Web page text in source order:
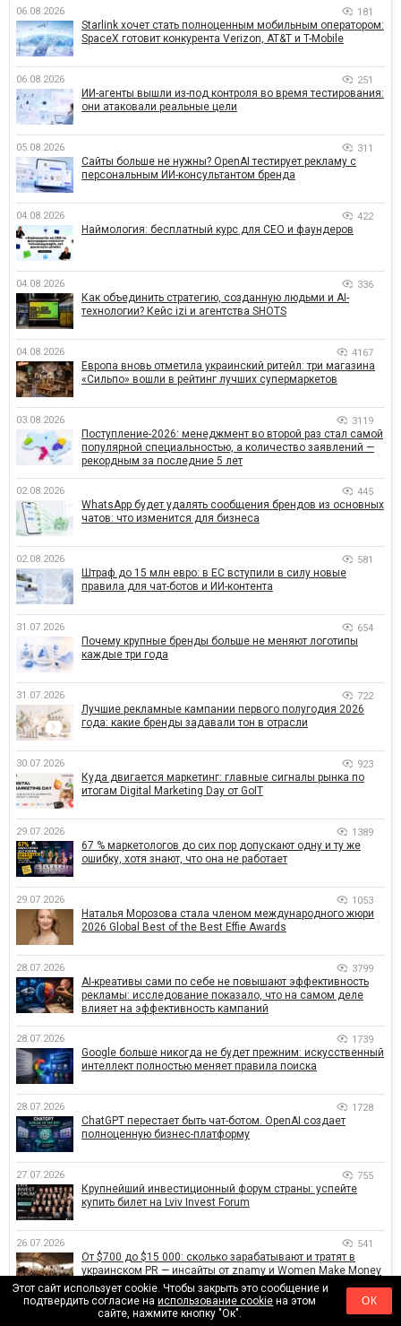
06.08.2026 181
Starlink хочет стать полноценным мобильным оператором:
SpaceX готовит конкурента Verizon, AT&T и T-Mobile
06.08.2026 251
ИИ-агенты вышли из-под контроля во время тестирования:
они атаковали реальные цели
05.08.2026 311
Сайты больше не нужны? OpenAI тестирует рекламу с
персональным ИИ-консультантом бренда
04.08.2026 422
Наймология: бесплатный курс для CEO и фаундеров
04.08.2026 336
Как объединить стратегию, созданную людьми и AI-
технологии? Кейс izi и агентства SHOTS
04.08.2026 4167
Европа вновь отметила украинский ритейл: три магазина
«Сильпо» вошли в рейтинг лучших супермаркетов
03.08.2026 3119
Поступление-2026: менеджмент во второй раз стал самой
популярной специальностью, а количество заявлений —
рекордным за последние 5 лет
02.08.2026 445
WhatsApp будет удалять сообщения брендов из основных
чатов: что изменится для бизнеса
02.08.2026 581
Штраф до 15 млн евро: в ЕС вступили в силу новые
правила для чат-ботов и ИИ-контента
31.07.2026 654
Почему крупные бренды больше не меняют логотипы
каждые три года
31.07.2026 722
Лучшие рекламные кампании первого полугодия 2026
года: какие бренды задавали тон в отрасли
30.07.2026 923
Куда двигается маркетинг: главные сигналы рынка по
итогам Digital Marketing Day от GoIT
29.07.2026 1389
67 % маркетологов до сих пор допускают одну и ту же
ошибку, хотя знают, что она не работает
29.07.2026 1053
Наталья Морозова стала членом международного жюри
2026 Global Best of the Best Effie Awards
28.07.2026 3799
AI-креативы сами по себе не повышают эффективность
рекламы: исследование показало, что на самом деле
влияет на эффективность кампаний
28.07.2026 1739
Google больше никогда не будет прежним: искусственный
интеллект полностью меняет правила поиска
28.07.2026 1728
ChatGPT перестает быть чат-ботом. OpenAI создает
полноценную бизнес-платформу
27.07.2026 755
Крупнейший инвестиционный форум страны: успейте
купить билет на Lviv Invest Forum
26.07.2026 541
От $700 до $15 000: сколько зарабатывают и тратят в
украинском PR — инсайты от znamy и Women Make Money
25.07.2026
Этот сайт использует cookie. Чтобы закрыть это сообщение и
подтвердить согласие наиспользование cookie на этом
сайте, нажмите кнопку "Ок".
ОК